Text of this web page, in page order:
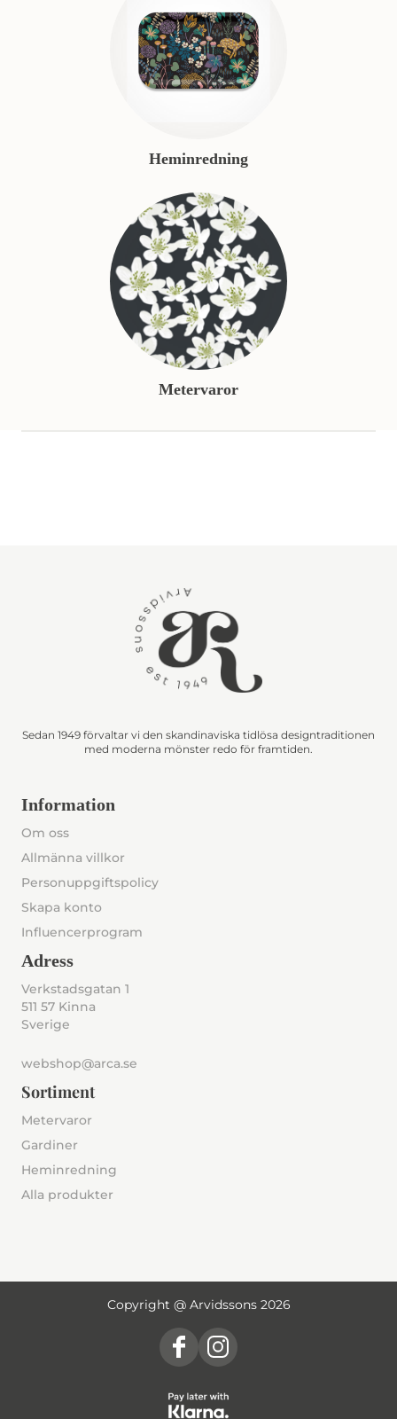
Heminredning
Metervaror
Sedan 1949 förvaltar vi den skandinaviska tidlösa designtraditionen
med moderna mönster redo för framtiden.
Information
Om oss
Allmänna villkor
Personuppgiftspolicy
Skapa konto
Influencerprogram
Adress
Verkstadsgatan 1
511 57 Kinna
Sverige
webshop@arca.se
Sortiment
Metervaror
Gardiner
Heminredning
Alla produkter
Copyright @ Arvidssons 2026